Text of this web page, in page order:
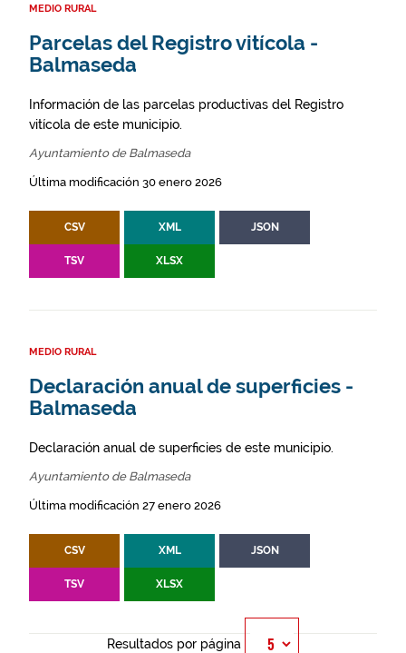
MEDIO RURAL
Parcelas del Registro vitícola -
Balmaseda
Información de las parcelas productivas del Registro
vitícola de este municipio.
Ayuntamiento de Balmaseda
Última modificación 30 enero 2026
CSV XML JSON
TSV XLSX
MEDIO RURAL
Declaración anual de superficies -
Balmaseda
Declaración anual de superficies de este municipio.
Ayuntamiento de Balmaseda
Última modificación 27 enero 2026
CSV XML JSON
TSV XLSX
Resultados por página